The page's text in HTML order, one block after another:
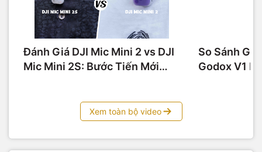
Đánh Giá DJI Mic Mini 2 vs DJI
Mic Mini 2S: Bước Tiến Mới
So Sánh
Godox V1
Xem toàn bộ video